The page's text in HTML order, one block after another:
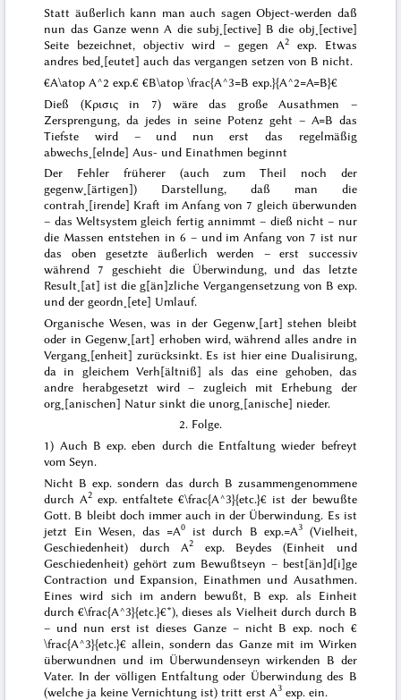
Statt äußerlich kann man auch sagenObject-werden daß
nun das Ganze wenn A die subj˖[ective] B die obj˖[ective]
Seite bezeichnet, objectiv wird – gegen A2exp. Etwas
andres bed˖[eutet] auch das vergangen setzen von B nicht.
€A\atop A^2 exp.€ €B\atop \frac{A^3=B exp.}{A^2=A=B}€
Dieß (Κρισιςin 7) wäre das großeAusathmen –
Zersprengung, da jedes in seine Potenz geht – A=B das
Tiefste wird – und nun erst das regelmäßig
abwechs˖[elnde] Aus- und Einathmen beginnt
Der Fehler früherer (auch zum Theil noch der
gegenw˖[ärtigen]) Darstellung, daß man die
contrah˖[irende] Kraft im Anfang von 7 gleich überwunden
– das Weltsystem gleich fertig annimmt – dieß nicht – nur
die Massen entstehen in 6 – und im Anfang von 7 ist nur
das oben gesetzte äußerlich werden – erst successiv
während 7 geschieht die Überwindung, und das letzte
Result˖[at] ist die g[än]zliche Vergangensetzung von B exp.
und der geordn˖[ete] Umlauf.
Organische Wesen, was in der Gegenw˖[art] stehen bleibt
oder in Gegenw˖[art] erhoben wird, während alles andre in
Vergang˖[enheit] zurücksinkt. Es ist hier eine Dualisirung,
da in gleichem Verh[ältniß] als das eine gehoben, das
andre herabgesetzt wird – zugleich mit Erhebung der
org˖[anischen] Natur sinkt die unorg˖[anische] nieder.
2. Folge.
1) Auch B exp. eben durch die Entfaltung wieder befreyt
vom Seyn.
Nicht B exp. sondern das durch B zusammengenommene
durch A2 exp. entfaltete €\frac{A^3}{etc.}€ ist der bewußte
Gott. B bleibt doch immer auch in der Überwindung. Es ist
jetzt Ein Wesen, das =A0 ist durch B exp.=A3
(Vielheit,
Geschiedenheit) durch A2 exp. Beydes (Einheit und
Geschiedenheit) gehört zum Bewußtseyn – best[än]d[i]ge
Contraction und Expansion, Einathmen und Ausathmen.
Eines wird sich im andern bewußt, B exp. als Einheit
durch €\frac{A^3}{etc.}€*), diesesals Vielheit durch durch B
– und nun erst istdieses Ganze – nicht B exp. noch €
\frac{A^3}{etc.}€ allein, sondern das Ganze mit im Wirken
überwundnen und im Überwundenseyn wirkenden B der
Vater. In der völligen Entfaltung oder Überwindung des B
(welche ja keine Vernichtung ist) tritt erst A3 exp. ein.